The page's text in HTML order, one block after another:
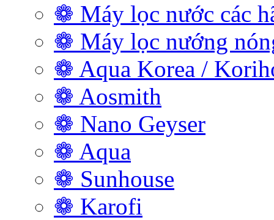
❁ Máy lọc nước các
❁ Máy lọc nướng
❁ Aqua Korea /
❁ Aosmith
❁ Nano Geyser
❁ Aqua
❁ Sunhouse
❁ Karofi